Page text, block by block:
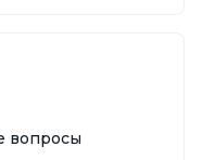
вопросы